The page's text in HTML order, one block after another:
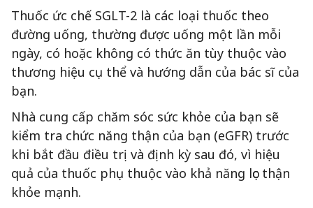
Thuốc ức chế SGLT-2 là các loại thuốc theo
đường uống, thường được uống một lần mỗi
ngày, có hoặc không có thức ăn tùy thuộc vào
thương hiệu cụ thể và hướng dẫn của bác sĩ của
bạn.
Nhà cung cấp chăm sóc sức khỏe của bạn sẽ
kiểm tra chức năng thận của bạn (eGFR) trước
khi bắt đầu điều trị và định kỳ sau đó, vì hiệu
quả của thuốc phụ thuộc vào khả năng lọc thận
khỏe mạnh.